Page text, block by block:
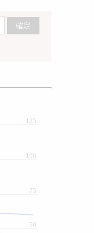
確定
50
75
100
125